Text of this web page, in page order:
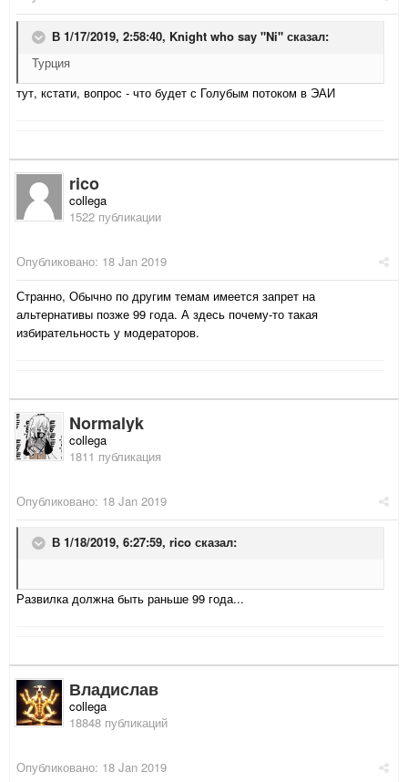
В 1/17/2019, 2:58:40, Knight who say "Ni" сказал:
Турция
тут, кстати, вопрос - что будет с Голубым потоком в ЭАИ
rico
collega
1522 публикации
Опубликовано: 18 Jan 2019
Странно, Обычно по другим темам имеется запрет на
альтернативы позже 99 года. А здесь почему-то такая
избирательность у модераторов.
Normalyk
collega
1811 публикация
Опубликовано: 18 Jan 2019
В 1/18/2019, 6:27:59, rico сказал:
Развилка должна быть раньше 99 года...
Владислав
collega
18848 публикаций
Опубликовано: 18 Jan 2019